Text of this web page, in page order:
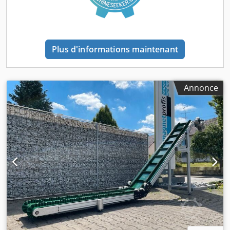
magnétique tous les prix sont des prix nets plus 19% de
stocks disponibles !Plus d'informations maintenant
Annonce